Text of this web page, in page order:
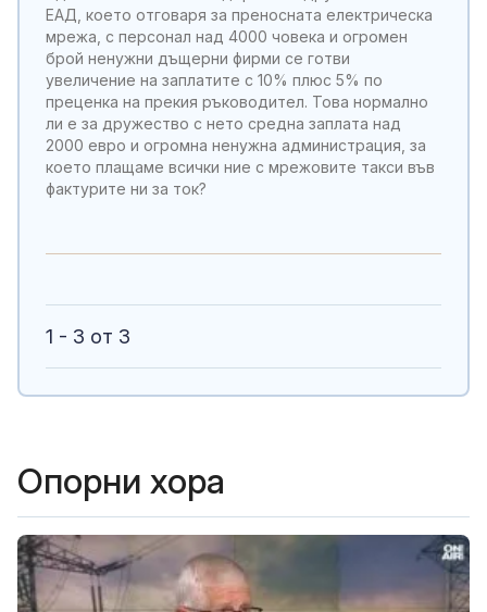
ЕАД, което отговаря за преносната електрическа
мрежа, с персонал над 4000 човека и огромен
брой ненужни дъщерни фирми се готви
увеличение на заплатите с 10% плюс 5% по
преценка на прекия ръководител. Това нормално
ли е за дружество с нето средна заплата над
2000 евро и огромна ненужна администрация, за
което плащаме всички ние с мрежовите такси във
фактурите ни за ток?
1 - 3 от 3
Опорни хора